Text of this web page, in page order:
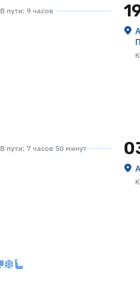
В пути: 9 часов
В пути: 7 часов 50 минут